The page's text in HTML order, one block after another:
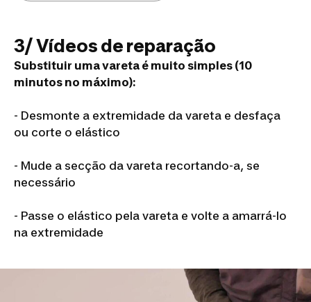
3/ Vídeos de reparação
Substituir uma vareta é muito simples (10
minutos no máximo):
- Desmonte a extremidade da vareta e desfaça
ou corte o elástico
- Mude a secção da vareta recortando-a, se
necessário
- Passe o elástico pela vareta e volte a amarrá-lo
na extremidade